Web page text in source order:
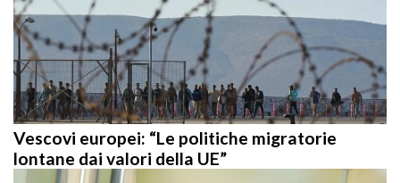
Vescovi europei: “Le politiche migratorie
lontane dai valori della UE”